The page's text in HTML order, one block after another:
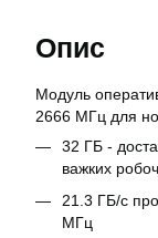
Опис
Модуль
2666 МГц для
32 ГБ -
важких
21.3 ГБ/с
МГц